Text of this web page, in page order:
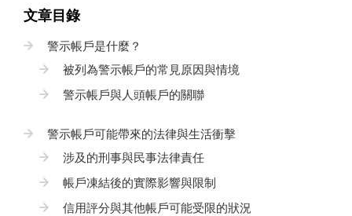
文章目錄
警示帳戶是什麼？
被列為警示帳戶的常見原因與情境
警示帳戶與人頭帳戶的關聯
警示帳戶可能帶來的法律與生活衝擊
涉及的刑事與民事法律責任
帳戶凍結後的實際影響與限制
信用評分與其他帳戶可能受限的狀況